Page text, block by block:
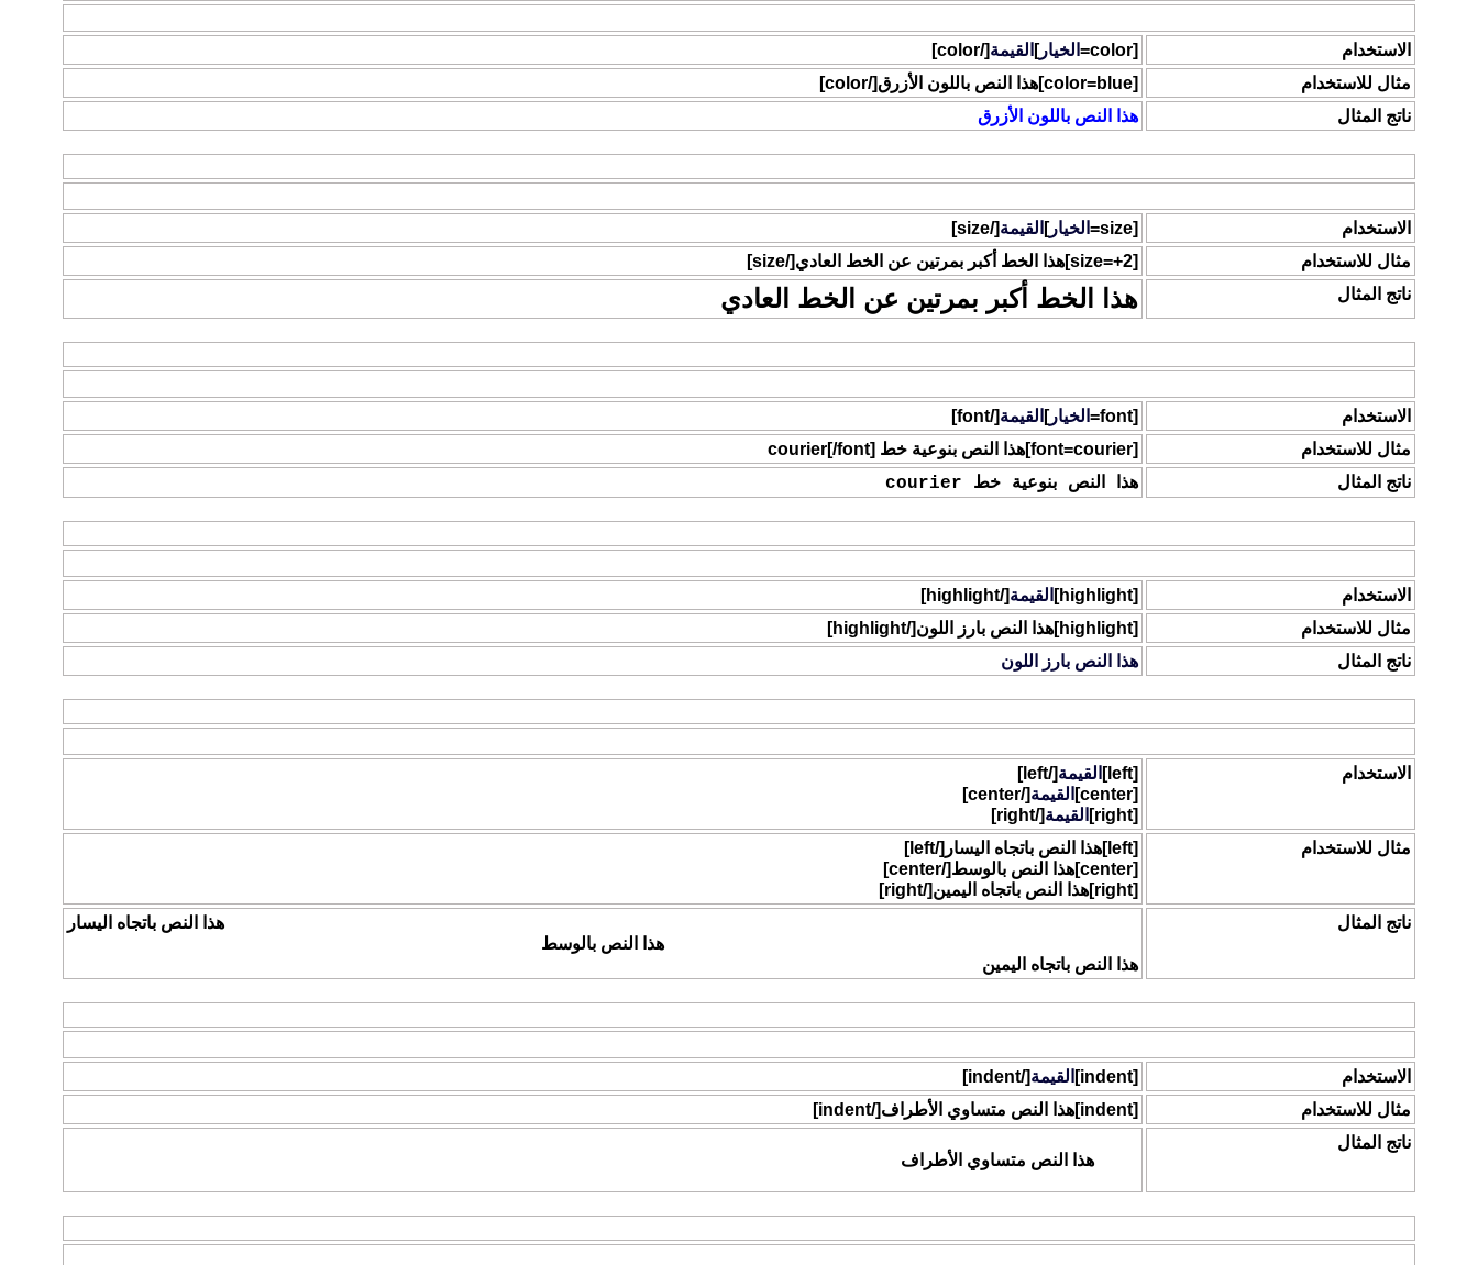
الاستخدام [color= الخيار] القيمة[/color]
مثال للاستخدام
[color=blue]هذا النص باللون الأزرق[/color]
ناتج المثال
هذا النص باللون الأزرق
الاستخدام [size= الخيار] القيمة[/size]
مثال للاستخدام
[size=+2]هذا الخط أكبر بمرتين عن الخط العادي[/size]
ناتج المثال
هذا الخط أكبر بمرتين عن الخط العادي
الاستخدام [font= الخيار] القيمة[/font]
مثال للاستخدام
[font=courier]هذا النص بنوعية خط courier[/font]
ناتج المثال
هذا النص بنوعية خط courier
الاستخدام [highlight] القيمة[/highlight]
مثال للاستخدام
[highlight]هذا النص بارز اللون[/highlight]
ناتج المثال
هذا النص بارز اللون
الاستخدام [left] القيمة[/left]
[center]
القيمة[/center]
[right]
القيمة[/right]
مثال للاستخدام
[left]هذا النص باتجاه اليسار[/left]
[center]هذا النص بالوسط[/center]
[right]هذا النص باتجاه اليمين[/right]
ناتج المثال
هذا النص باتجاه اليسار
هذا النص بالوسط
هذا النص باتجاه اليمين
الاستخدام [indent] القيمة[/indent]
مثال للاستخدام
[indent]هذا النص متساوي الأطراف[/indent]
ناتج المثال
هذا النص متساوي الأطراف